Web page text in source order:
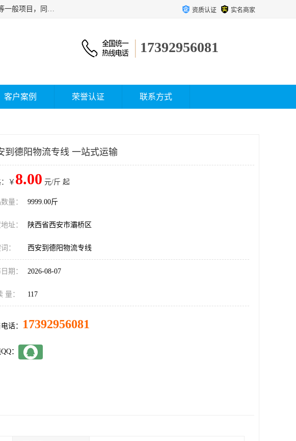
西安福鸿祥物流有限公司成立于2021年，位于陕西省西安市灞桥区，公司主要从事国内货物运输代理、装卸搬运等一般项目，同时具备道路货物运输（不含危险货物）的许可资质。凭借专业的物流服务和*的运输能力，公司致力于为客户提供安全、可靠的物流解决方案，满足多样化的运输需求，助力企业*运营。 资质认证 实名商家
17392956081
客户案例 荣誉认证 联系方式
到德阳物流专线 一站式运输
￥ 8.00 元/斤 起
量： 9999.00斤
址： 陕西省西安市灞桥区
： 西安到德阳物流专线
期： 2026-08-07
量： 117
话： 17392956081
：